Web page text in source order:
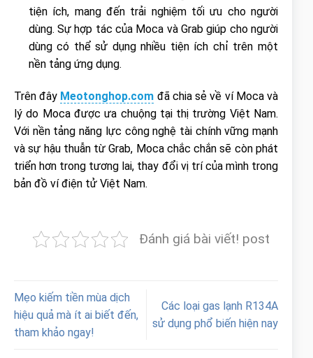
tiện ích, mang đến trải nghiệm tối ưu cho người
dùng. Sự hợp tác của Moca và Grab giúp cho người
dùng có thể sử dụng nhiều tiện ích chỉ trên một
nền tảng ứng dụng.
Trên đây Meotonghop.com đã chia sẻ về ví Moca và
lý do Moca được ưa chuộng tại thị trường Việt Nam.
Với nền tảng năng lực công nghệ tài chính vững mạnh
và sự hậu thuẫn từ Grab, Moca chắc chắn sẽ còn phát
triển hơn trong tương lai, thay đổi vị trí của mình trong
bản đồ ví điện tử Việt Nam.
Đánh giá bài viết! post
Mẹo kiếm tiền mùa dịch
hiệu quả mà ít ai biết đến,
tham khảo ngay!
Các loại gas lạnh R134A
sử dụng phổ biến hiện nay